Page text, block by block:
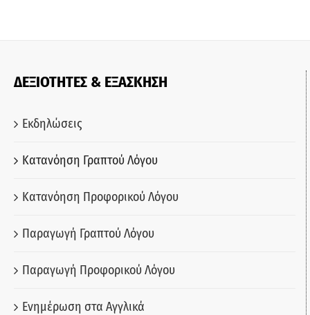
ΔΕΞΙΟΤΗΤΕΣ & ΕΞΑΣΚΗΣΗ
Εκδηλώσεις
Κατανόηση Γραπτού Λόγου
Κατανόηση Προφορικού Λόγου
Παραγωγή Γραπτού Λόγου
Παραγωγή Προφορικού Λόγου
Ενημέρωση στα Αγγλικά